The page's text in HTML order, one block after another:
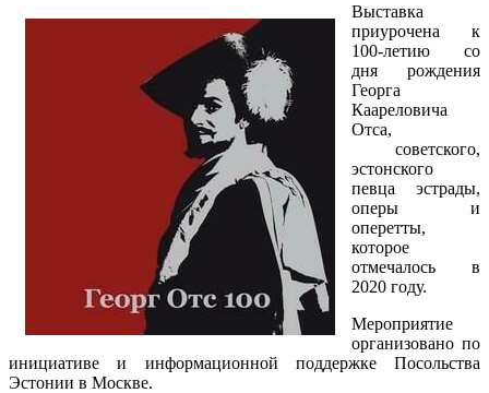
Выставка
приурочена к
100-летию со
дня рождения
Георга
Каареловича
Отса,
советского,
эстонского
певца эстрады,
оперы и
оперетты,
которое
отмечалось в
2020 году.
Мероприятие
организовано по
инициативе и информационной поддержке Посольства
Эстонии в Москве.